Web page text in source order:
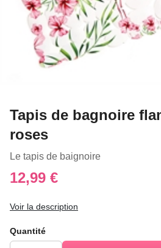
Tapis de bagnoire
roses
Le tapis de baignoire
12,99 €
Voir la description
Quantité